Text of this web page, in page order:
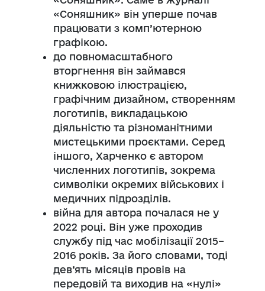
«Соняшник» він уперше почав
працювати з комп’ютерною
графікою.
до повномасштабного
вторгнення він займався
книжковою ілюстрацією,
графічним дизайном, створенням
логотипів, викладацькою
діяльністю та різноманітними
мистецькими проєктами. Серед
іншого, Харченко є автором
численних логотипів, зокрема
символіки окремих військових і
медичних підрозділів.
війна для автора почалася не у
2022 році. Він уже проходив
службу під час мобілізації 2015–
2016 років. За його словами, тоді
дев’ять місяців провів на
передовій та виходив на «нулі»